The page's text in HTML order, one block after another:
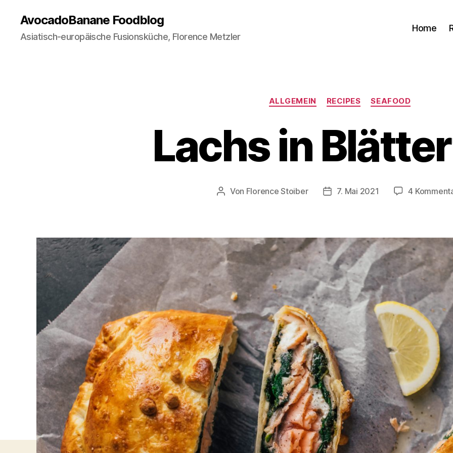
AvocadoBanane Foodblog
Asiatisch-europäische Fusionsküche, Florence Metzler
Home
Kategorien
ALLGEMEIN RECIPES SEAFOOD
Lachs in
Beitragsautor
Von Florence Stoiber Veröffentlichungsdatum
7. Mai 2021 4